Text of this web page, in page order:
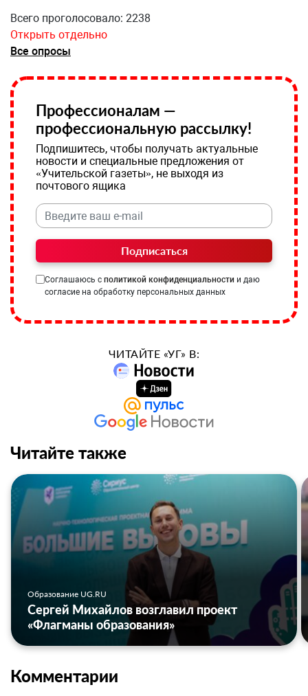
Всего проголосовало: 2238
Открыть отдельно
Все опросы
Профессионалам —
профессиональную рассылку!
Подпишитесь, чтобы получать актуальные
новости и специальные предложения от
«Учительской газеты», не выходя из
почтового ящика
Подписаться
Соглашаюсь с политикой конфиденциальности и даю
согласие на обработку персональных данных
ЧИТАЙТЕ «УГ» В:
Читайте также
Образование UG.RU
Сергей Михайлов возглавил проект
«Флагманы образования»
Комментарии